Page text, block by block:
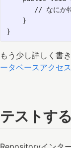
// なにか
    }
もう少し詳しく書
ータベースアクセ
テストする